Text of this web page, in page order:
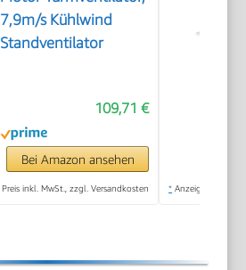
7,9m/s Kühlwind
Standventilator
109,71 €
Bei Amazon ansehen
Preis inkl. MwSt., zzgl. Versandkosten * Anzeige